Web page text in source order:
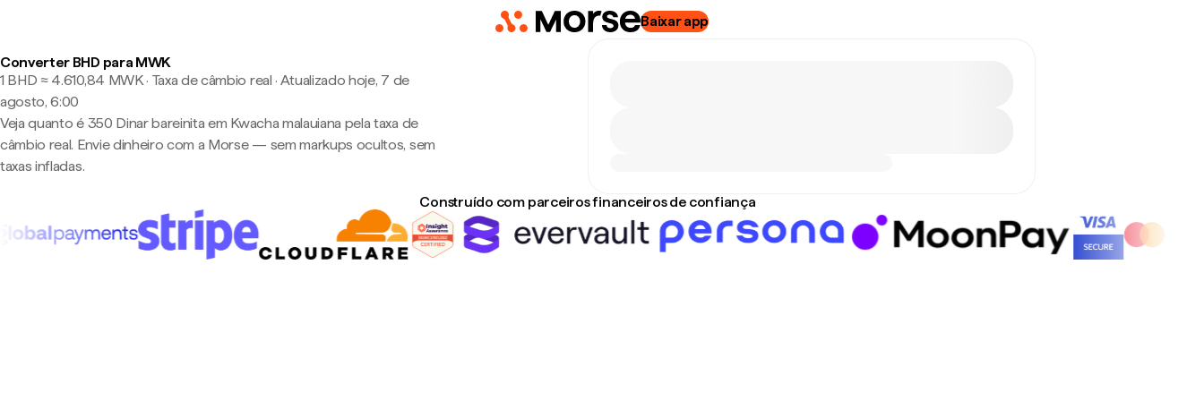
Baixar app
Converter BHD para MWK
1 BHD ≈ 4.610,84 MWK · Taxa de câmbio real · Atualizado hoje, 7 de
agosto, 6:00
Veja quanto é 350 Dinar bareinita em Kwacha malauiana pela taxa de
câmbio real. Envie dinheiro com a Morse — sem markups ocultos, sem
taxas infladas.
Construído com parceiros financeiros de confiança